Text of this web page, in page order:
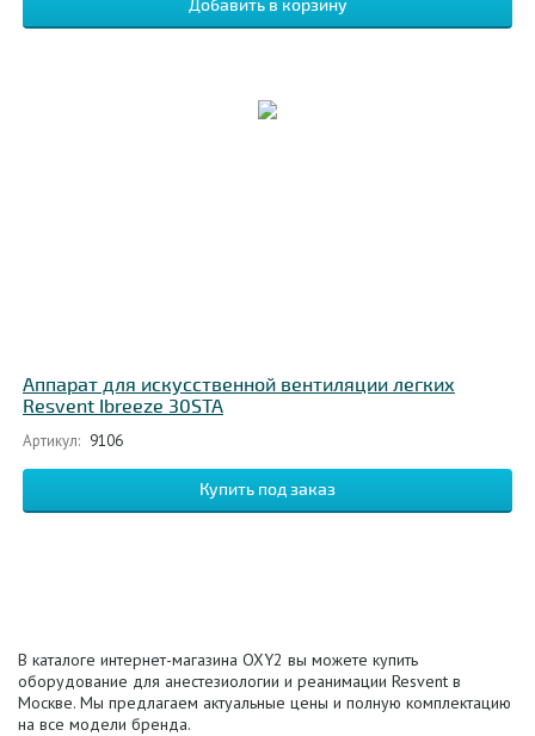
Аппарат для искусственной вентиляции легких
Resvent Ibreeze 30STA
Артикул: 9106
В каталоге интернет-магазина OXY2 вы можете купить
оборудование для анестезиологии и реанимации Resvent в
Москве. Мы предлагаем актуальные цены и полную комплектацию
на все модели бренда.